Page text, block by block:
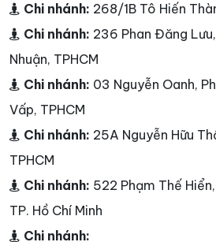
Chi nhánh: 268/1B Tô Hiến
Chi nhánh: 236 Phan Đăng
Nhuận, TPHCM
Chi nhánh: 03 Nguyễn Oanh,
Vấp, TPHCM
Chi nhánh: 25A Nguyễn Hữu
TPHCM
Chi nhánh: 522 Phạm Thế
TP. Hồ Chí Minh
Chi nhánh: